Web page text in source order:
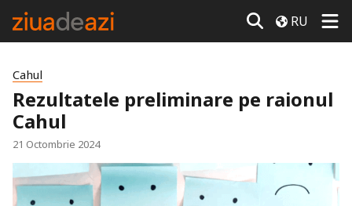
RU
Cahul
Rezultatele preliminare pe raionul
Cahul
21 Octombrie 2024